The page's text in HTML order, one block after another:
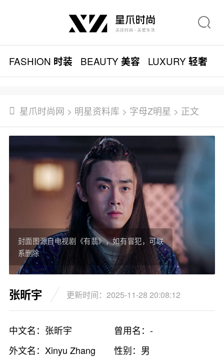
FASHION 时装 BEAUTY美容 LUXURY轻奢
星爪时尚网 > 明星资料库 > 字母Z明星 > 正文
封面图源自电视剧《有翡》，如有冒犯，可联
系删除
张昕宇 更新时间：2025-11-28 20:08:12
中文名：张昕宇
曾用名：-
外文名：Xinyu Zhang
性别：男